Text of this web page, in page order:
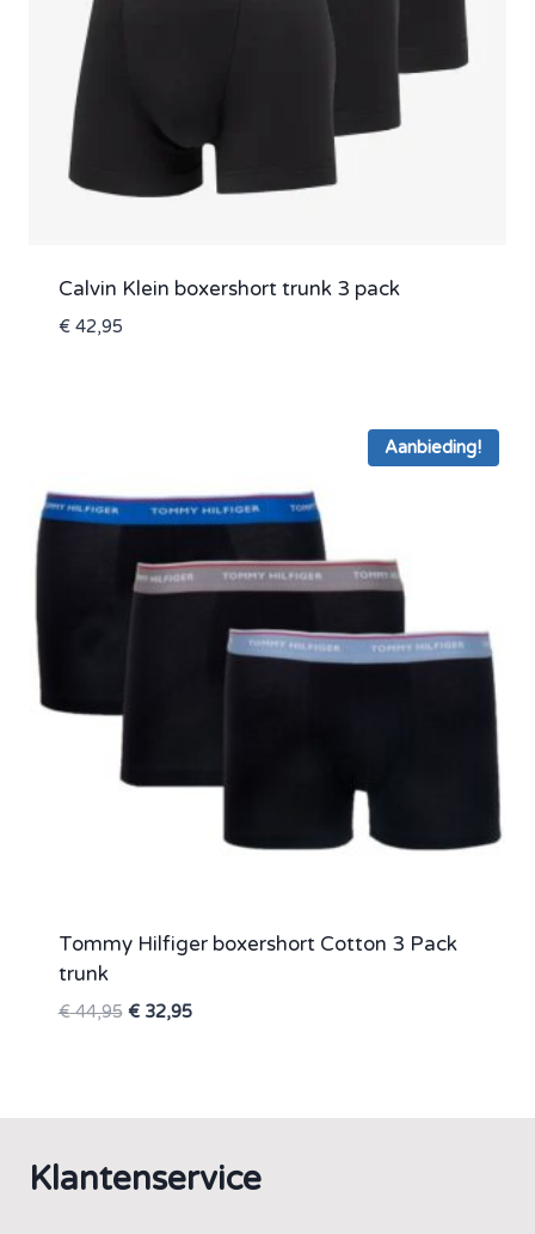
Calvin Klein boxershort trunk 3 pack
€42,95
Aanbieding!
Tommy Hilfiger boxershort Cotton 3 Pack
trunk
€44,95 Oorspronkelijke
€32,95Huidige
Klantenservice